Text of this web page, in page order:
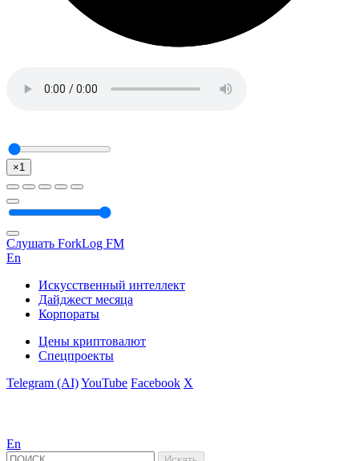
×1
Слушать ForkLog FM
En
Искусственный интеллект
Дайджест месяца
Корпораты
Цены криптовалют
Спецпроекты
Telegram (AI)YouTube Facebook X
En